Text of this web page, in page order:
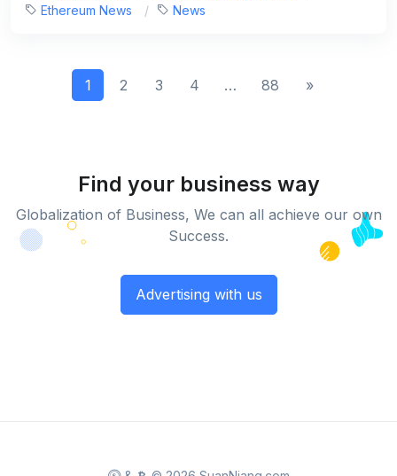
Ethereum News
News
1 2 3 4 … 88 »
Find your business way
Globalization of Business, We can all achieve our own
Success.
Advertising with us